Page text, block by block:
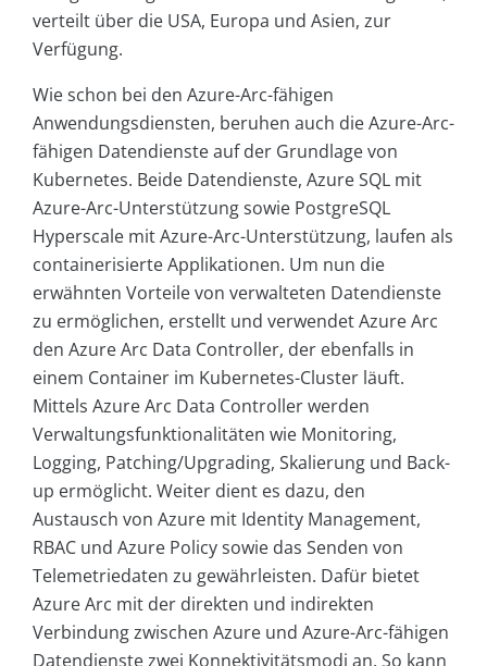
verteilt über die USA, Europa und Asien, zur
Verfügung.
Wie schon bei den Azure-Arc-fähigen
Anwendungsdiensten, beruhen auch die Azure-Arc-
fähigen Datendienste auf der Grundlage von
Kubernetes. Beide Datendienste, Azure SQL mit
Azure-Arc-Unterstützung sowie PostgreSQL
Hyperscale mit Azure-Arc-Unterstützung, laufen als
containerisierte Applikationen. Um nun die
erwähnten Vorteile von verwalteten Datendienste
zu ermöglichen, erstellt und verwendet Azure Arc
den Azure Arc Data Controller, der ebenfalls in
einem Container im Kubernetes-Cluster läuft.
Mittels Azure Arc Data Controller werden
Verwaltungsfunktionalitäten wie Monitoring,
Logging, Patching/Upgrading, Skalierung und Back-
up ermöglicht. Weiter dient es dazu, den
Austausch von Azure mit Identity Management,
RBAC und Azure Policy sowie das Senden von
Telemetriedaten zu gewährleisten. Dafür bietet
Azure Arc mit der direkten und indirekten
Verbindung zwischen Azure und Azure-Arc-fähigen
Datendienste zwei Konnektivitätsmodi an. So kann